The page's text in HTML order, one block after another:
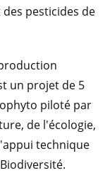
pesticides de
un projet de 5
piloté par
de l'écologie,
technique